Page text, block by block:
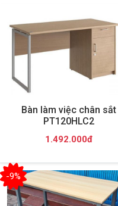
Bàn làm việc chân sắt
PT120HLC2
1.492.000đ
-9%